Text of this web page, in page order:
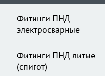
Фитинги ПНД
электросварные
Фитинги ПНД литые
(спигот)